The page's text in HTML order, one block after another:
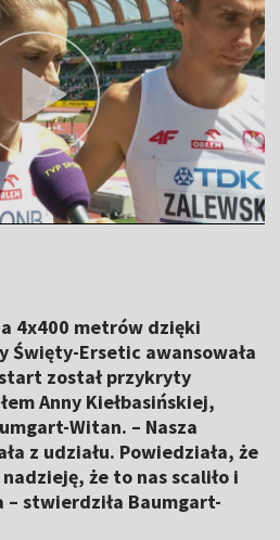
4x400 metrów dzięki
Święty-Ersetic awansowała
został przykryty
Anny Kiełbasińskiej,
Witan. – Nasza
z udziału. Powiedziała, że
że to nas scaliło i
stwierdziła Baumgart-